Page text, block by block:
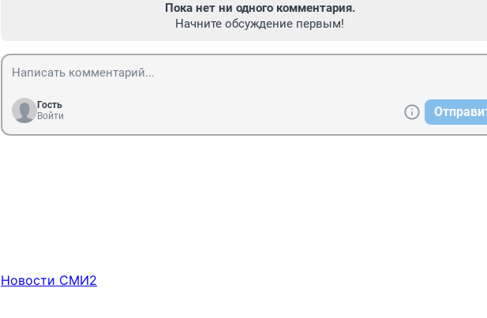
Пока нет ни одного комментария.
Начните обсуждение первым!
Гость
Войти
Новости СМИ2